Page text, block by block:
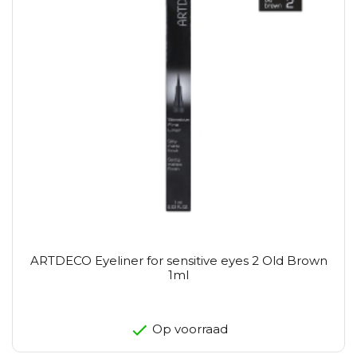
ARTDECO Eyeliner for sensitive eyes 2 Old Brown
1ml
Op voorraad